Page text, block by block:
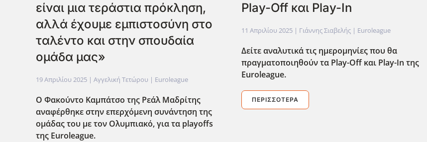
είναι μια τεράστια πρόκληση,
αλλά έχουμε εμπιστοσύνη στο
ταλέντο και στην σπουδαία
ομάδα μας»
19 Απριλίου 2025 | Αγγελική Τετώρου | Euroleague
Ο Φακούντο Καμπάτσο της Ρεάλ Μαδρίτης
αναφέρθηκε στην επερχόμενη συνάντηση της
ομάδας του με τον Ολυμπιακό, για τα playoffs
της Euroleague.
Play-Off και Play-In
11 Απριλίου 2025 | Γιάννης Σιαβελής | Euroleague
Δείτε αναλυτικά τις ημερομηνίες που θα
πραγματοποιηθούν τα Play-Off και Play-In της
Euroleague.
ΠΕΡΙΣΣΌΤΕΡΑ